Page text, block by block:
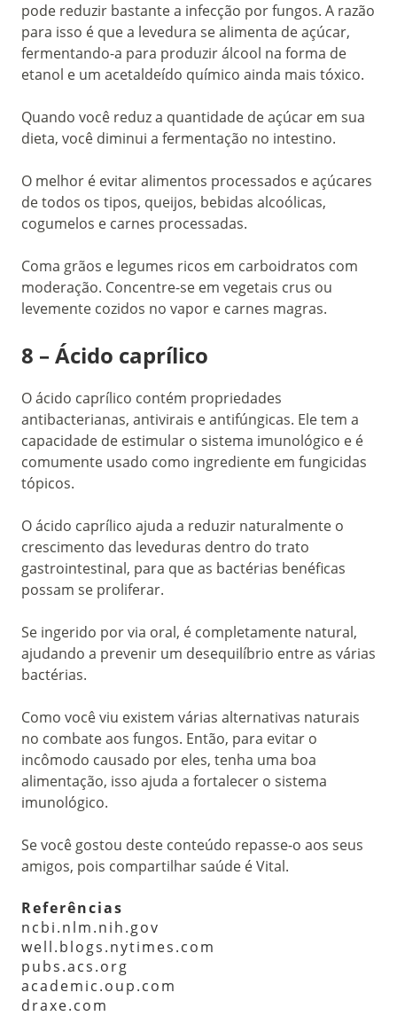
pode reduzir bastante a infecção por fungos. A razão
para isso é que a levedura se alimenta de açúcar,
fermentando-a para produzir álcool na forma de
etanol e um acetaldeído químico ainda mais tóxico.
Quando você reduz a quantidade de açúcar em sua
dieta, você diminui a fermentação no intestino.
O melhor é evitar alimentos processados e açúcares
de todos os tipos, queijos, bebidas alcoólicas,
cogumelos e carnes processadas.
Coma grãos e legumes ricos em carboidratos com
moderação. Concentre-se em vegetais crus ou
levemente cozidos no vapor e carnes magras.
8 – Ácido caprílico
O ácido caprílico contém propriedades
antibacterianas, antivirais e antifúngicas. Ele tem a
capacidade de estimular o sistema imunológico e é
comumente usado como ingrediente em fungicidas
tópicos.
O ácido caprílico ajuda a reduzir naturalmente o
crescimento das leveduras dentro do trato
gastrointestinal, para que as bactérias benéficas
possam se proliferar.
Se ingerido por via oral, é completamente natural,
ajudando a prevenir um desequilíbrio entre as várias
bactérias.
Como você viu existem várias alternativas naturais
no combate aos fungos. Então, para evitar o
incômodo causado por eles, tenha uma boa
alimentação, isso ajuda a fortalecer o sistema
imunológico.
Se você gostou deste conteúdo repasse-o aos seus
amigos, pois compartilhar saúde é Vital.
Referências
ncbi.nlm.nih.gov
well.blogs.nytimes.com
pubs.acs.org
academic.oup.com
draxe.com